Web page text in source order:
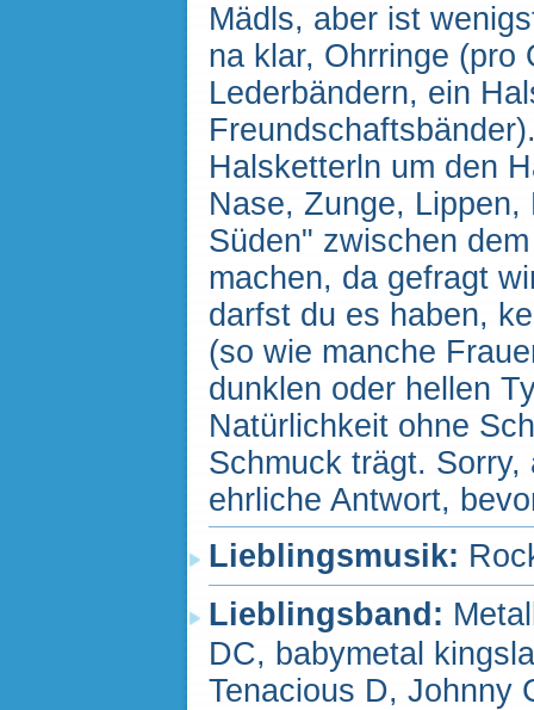
Mädls, aber ist
na klar, Ohrringe (pro
Lederbändern, ein
Halsketterln um den
Nase, Zunge,
Süden" zwischen
machen, da gefragt
darfst du es haben,
(so wie manche
dunklen oder hellen
Natürlichkeit ohne
Schmuck trägt.
ehrliche Antwort,
Lieblingsmusik:
Lieblingsband:
DC, babymetal
Tenacious D, Johnny